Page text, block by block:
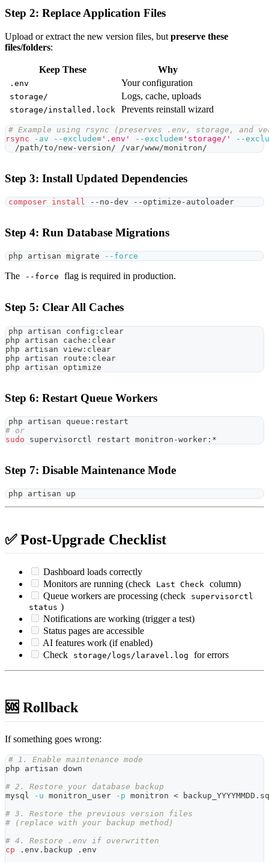
Step 2: Replace Application Files
Upload or extract the new version files, but preserve these
files/folders:
Keep These Why
.env Your configuration
storage/ Logs, cache, uploads
storage/installed.lock Prevents reinstall wizard
# Example using rsync (preserves .env, storage, and
rsync
-av --exclude= '.env' --exclude= 'storage/'
--
  /path/to/new-version/ /var/www/monitron/
Step 3: Install Updated Dependencies
composer install --no-dev --optimize-autoloader
Step 4: Run Database Migrations
php artisan migrate --force
The --force flag is required in production.
Step 5: Clear All Caches
php artisan config:clear
php artisan cache:clear
php artisan view:clear
php artisan route:clear
php artisan optimize
Step 6: Restart Queue Workers
php artisan queue:restart
# or
sudo supervisorctl restart monitron-worker:*
Step 7: Disable Maintenance Mode
php artisan up
✅ Post-Upgrade Checklist
Dashboard loads correctly
Monitors are running (check
Last Check
column)
Queue workers are processing (check
supervisorctl
status )
Notifications are working (trigger a test)
Status pages are accessible
AI features work (if enabled)
Check
storage/logs/laravel.log for errors
🆘 Rollback
If something goes wrong:
# 1. Enable maintenance mode
php artisan down
# 2. Restore your database backup
mysql
-u monitron_user -p monitron <
# 3. Restore the previous version files
# (replace with your backup method)
# 4. Restore .env if overwritten
cp .env.backup .env